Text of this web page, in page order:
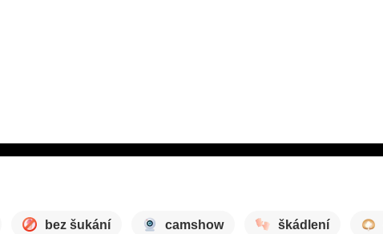
bez šukání camshow škádlení